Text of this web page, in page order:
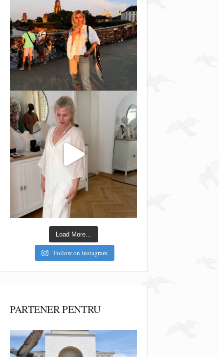
Load More...
Follow on Instagram
PARTENER PENTRU